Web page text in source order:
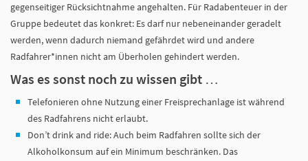
gegenseitiger Rücksichtnahme angehalten. Für Radabenteuer in der
Gruppe bedeutet das konkret: Es darf nur nebeneinander geradelt
werden, wenn dadurch niemand gefährdet wird und andere
Radfahrer*innen nicht am Überholen gehindert werden.
Was es sonst noch zu wissen gibt …
Telefonieren ohne Nutzung einer Freisprechanlage ist während
des Radfahrens nicht erlaubt.
Don’t drink and ride: Auch beim Radfahren sollte sich der
Alkoholkonsum auf ein Minimum beschränken. Das